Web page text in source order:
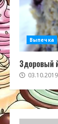
Выпечка
Здоровый
03.10.2019